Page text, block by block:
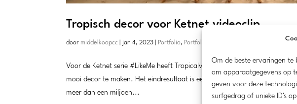
Om de beste ervaringen te
om apparaatgegevens op
geven voor deze
surfgedrag of unieke ID's
Tropisch decor voor Ketnet videoclip
door middelkoopcc jan 4, 2023 Portfolio, Portfolio Homepage Slider
Voor de Ketnet serie #LikeMe heeft Tropicalverhuur.nl de meubels voor
mooi decor te maken. Het eindresultaat is een super tropische videoclip
meer dan een miljoen...